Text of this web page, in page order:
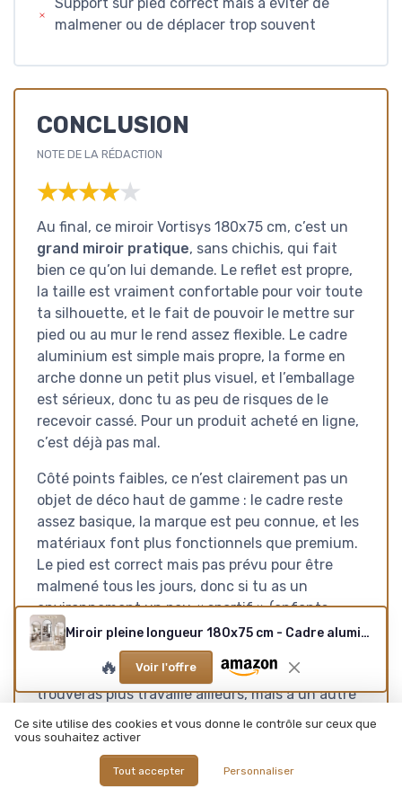
malmener ou de déplacer trop souvent
CONCLUSION
NOTE DE LA RÉDACTION
★★★★★
★★★★★
Au final, ce miroir Vortisys 180x75 cm, c’est un
grand miroir pratique, sans chichis, qui fait
bien ce qu’on lui demande. Le reflet est propre,
la taille est vraiment confortable pour voir toute
ta silhouette, et le fait de pouvoir le mettre sur
pied ou au mur le rend assez flexible. Le cadre
aluminium est simple mais propre, la forme en
arche donne un petit plus visuel, et l’emballage
est sérieux, donc tu as peu de risques de le
recevoir cassé. Pour un produit acheté en ligne,
c’est déjà pas mal.
Côté points faibles, ce n’est clairement pas un
objet de déco haut de gamme : le cadre reste
assez basique, la marque est peu connue, et les
matériaux font plus fonctionnels que premium.
Le pied est correct mais pas prévu pour être
malmené tous les jours, donc si tu as un
environnement un peu « sportif » (enfants,
animaux, passages fréquents), mieux vaut le
fixer au mur. Et si tu es très exigeant sur la déco
ou que tu veux un style très marqué, tu
trouveras plus travaillé ailleurs, mais à un autre
prix.
Pour moi, ce miroir s’adresse surtout à ceux qui
cherchent ungrand miroir pleine longueur à
Miroir pleine longueur 180x75 cm - Cadre aluminium (design arche)
🔥 Voir l'offre
Ce site utilise des cookies et vous donne le contrôle sur ceux que
vous souhaitez activer
Tout accepter Personnaliser